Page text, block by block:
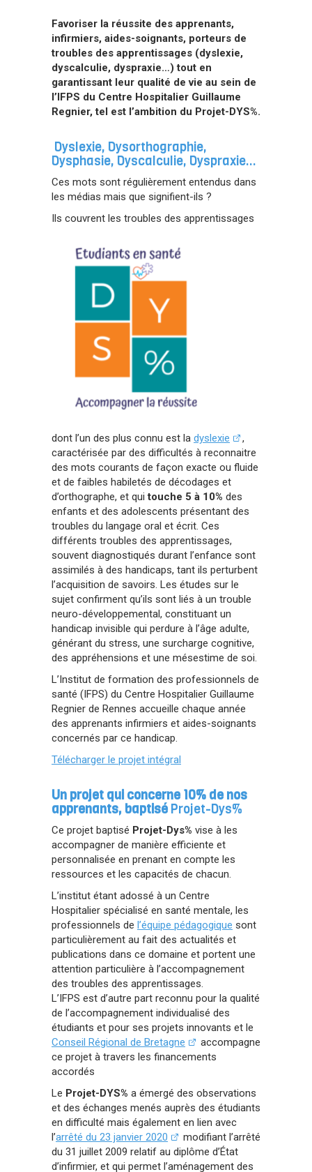
Favoriser la réussite des apprenants,
infirmiers, aides-soignants, porteurs de
troubles des apprentissages (dyslexie,
dyscalculie, dyspraxie…) tout en
garantissant leur qualité de vie au sein de
l’IFPS du Centre Hospitalier Guillaume
Regnier, tel est l’ambition du Projet-DYS%.
Dyslexie, Dysorthographie,
Dysphasie, Dyscalculie, Dyspraxie…
Ces mots sont régulièrement entendus dans
les médias mais que signifient-ils ?
Ils couvrent les troubles des apprentissages
dont l’un des plus connu est la dyslexie
,
caractérisée par des difficultés à reconnaitre
des mots courants de façon exacte ou fluide
et de faibles habiletés de décodages et
d’orthographe, et quitouche 5 à 10% des
enfants et des adolescents présentant des
troubles du langage oral et écrit. Ces
différents troubles des apprentissages,
souvent diagnostiqués durant l’enfance sont
assimilés à des handicaps, tant ils perturbent
l’acquisition de savoirs. Les études sur le
sujet confirment qu’ils sont liés à un trouble
neuro-développemental, constituant un
handicap invisible qui perdure à l’âge adulte,
générant du stress, une surcharge cognitive,
des appréhensions et une mésestime de soi.
L’Institut de formation des professionnels de
santé (IFPS) du Centre Hospitalier Guillaume
Regnier de Rennes accueille chaque année
des apprenants infirmiers et aides-soignants
concernés par ce handicap.
Télécharger le projet intégral
Un projet qui concerne 10% de nos
apprenants, baptisé Projet-Dys%
Ce projet baptisé Projet-Dys% vise à les
accompagner de manière efficiente et
personnalisée en prenant en compte les
ressources et les capacités de chacun.
L’institut étant adossé à un Centre
Hospitalier spécialisé en santé mentale, les
professionnels de l’équipe pédagogique sont
particulièrement au fait des actualités et
publications dans ce domaine et portent une
attention particulière à l’accompagnement
des troubles des apprentissages.
L’IFPS est d’autre part reconnu pour la qualité
de l’accompagnement individualisé des
étudiants et pour ses projets innovants et le
Conseil Régional de Bretagne
accompagne
ce projet à travers les financements
accordés
Le Projet-DYS% a émergé des observations
et des échanges menés auprès des étudiants
en difficulté mais également en lien avec
l’arrêté du 23 janvier 2020
modifiant l’arrêté
du 31 juillet 2009 relatif au diplôme d’État
d’infirmier, et qui permet l’aménagement des